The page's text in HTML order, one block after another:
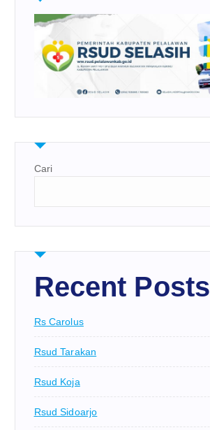
Cari
Recent Posts
Rs Carolus
Rsud Tarakan
Rsud Koja
Rsud Sidoarjo